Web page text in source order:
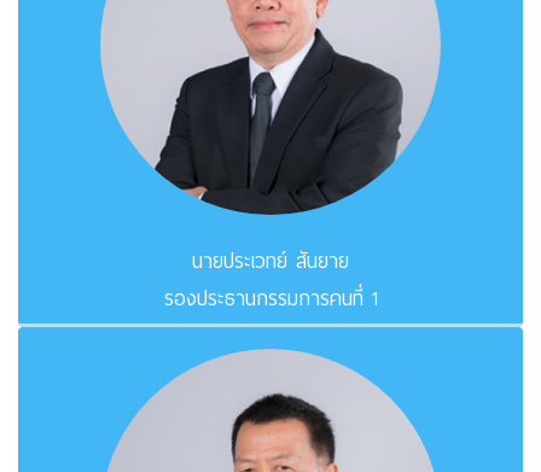
นายประเวทย์ สันยาย
รองประธานกรรมการคนที่ 1